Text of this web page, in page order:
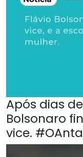
Após dias
Bolsonaro
vice.